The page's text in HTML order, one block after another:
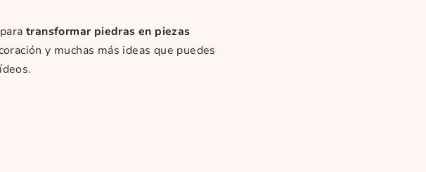
transformar piedras en piezas
y muchas más ideas que puedes